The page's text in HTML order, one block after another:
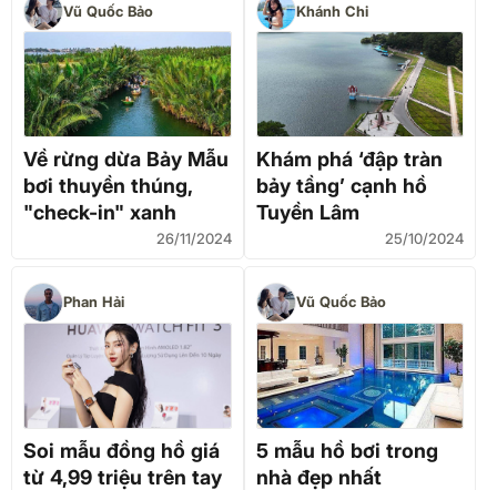
Vũ Quốc Bảo
Về rừng dừa Bảy Mẫu
bơi thuyền thúng,
"check-in" xanh
26/11/2024
Khánh Chi
Khám phá ‘đập tràn
bảy tầng’ cạnh hồ
Tuyền Lâm
25/10/2024
Phan Hải
Soi mẫu đồng hồ giá
từ 4,99 triệu trên tay
Vũ Quốc Bảo
5 mẫu hồ bơi trong
nhà đẹp nhất